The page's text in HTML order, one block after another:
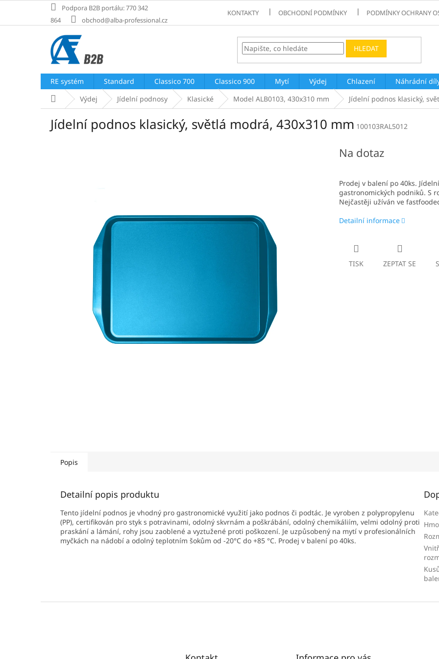
obsah
Podpora B2B portálu: 770 342
864
obchod@alba-professional.cz
KONTAKTY OBCHODNÍ PODMÍNKY PODMÍNKY OCHRANY
HLEDAT
RE systém Standard Classico 700 Classico 900 Mytí Výdej Chlazení Náhrádní
Domů Výdej Jídelní podnosy Klasické Model ALB0103, 430x310 mm Jídelní podnos klasický,
Jídelní podnos klasický, světlá modrá, 430x310 mm 100103RAL5012
Na dotaz
Prodej v balení po 40ks.
gastronomických podniků. S
Nejčastěji užíván ve
Detailní informace
TISK ZEPTAT SE
Popis
Detailní popis produktu
Tento jídelní podnos je vhodný pro gastronomické využití jako podnos či podtác. Je vyroben z polypropylenu
(PP), certifikován pro styk s potravinami, odolný skvrnám a poškrábání, odolný chemikáliím, velmi odolný proti
praskání a lámání, rohy jsou zaoblené a vyztužené proti poškození. Je uzpůsobený na mytí v profesionálních
myčkách na nádobí a odolný teplotním šokům od -20°C do +85 °C. Prodej v balení po 40ks.